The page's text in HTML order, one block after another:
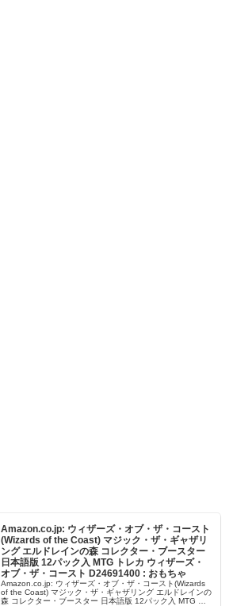
Amazon.co.jp: ウィザーズ・オブ・ザ・コースト
(Wizards of the Coast) マジック・ザ・ギャザリ
ング エルドレインの森 コレクター・ブースター
日本語版 12パック入 MTG トレカ ウィザーズ・
オブ・ザ・コースト D24691400 : おもちゃ
Amazon.co.jp: ウィザーズ・オブ・ザ・コースト(Wizards
of the Coast) マジック・ザ・ギャザリング エルドレインの
森 コレクター・ブースター 日本語版 12パック入 MTG ト